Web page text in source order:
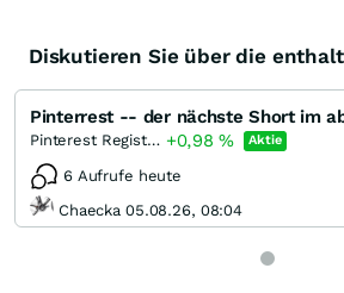
Diskutieren Sie über die
Pinterest Registered (A) +0,98% Aktie
6 Aufrufe heute
Chaecka 05.08.26, 08:04